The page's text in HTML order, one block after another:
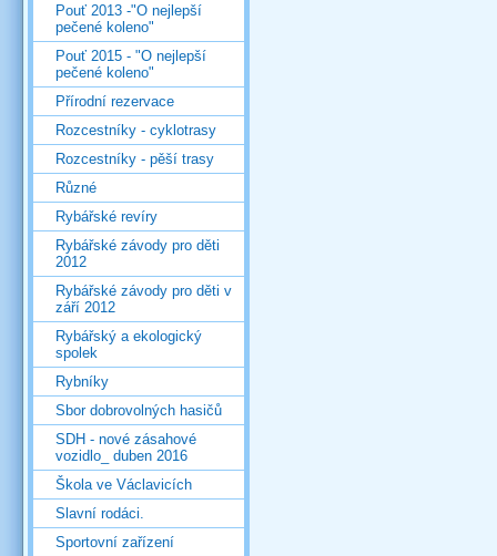
Pouť 2013 -"O nejlepší
pečené koleno"
Pouť 2015 - "O nejlepší
pečené koleno"
Přírodní rezervace
Rozcestníky - cyklotrasy
Rozcestníky - pěší trasy
Různé
Rybářské revíry
Rybářské závody pro děti
2012
Rybářské závody pro děti v
září 2012
Rybářský a ekologický
spolek
Rybníky
Sbor dobrovolných hasičů
SDH - nové zásahové
vozidlo_ duben 2016
Škola ve Václavicích
Slavní rodáci.
Sportovní zařízení